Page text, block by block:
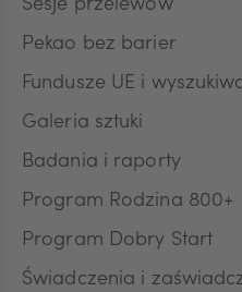
Sesje przelewów
Pekao bez barier
Fundusze UE i
Galeria sztuki
Badania i raporty
Program Rodzina 800+
Program Dobry Start
Świadczenia i